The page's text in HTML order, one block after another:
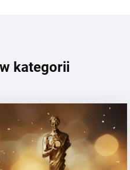
kategorii